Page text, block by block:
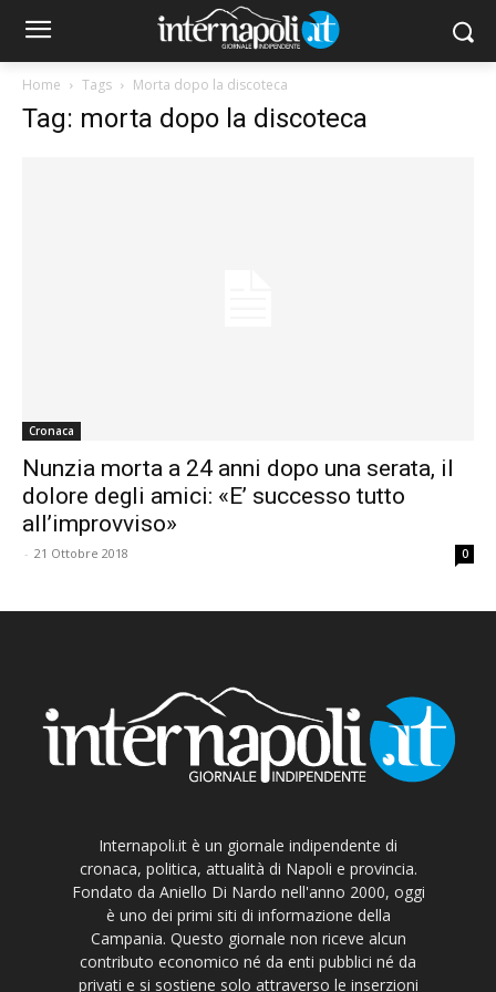
Home Tags Morta dopo la discoteca
Tag: morta dopo la discoteca
Cronaca
Nunzia morta a 24 anni dopo una serata, il
dolore degli amici: «E’ successo tutto
all’improvviso»
- 21 Ottobre 2018 0
Internapoli.it è un giornale indipendente di
cronaca, politica, attualità di Napoli e provincia.
Fondato da Aniello Di Nardo nell'anno 2000, oggi
è uno dei primi siti di informazione della
Campania. Questo giornale non riceve alcun
contributo economico né da enti pubblici né da
privati e si sostiene solo attraverso le inserzioni